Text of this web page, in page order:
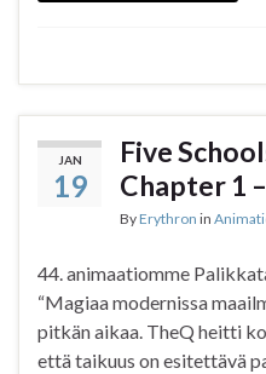
JAN
19
Five
Chapter 1
ByErythron in
44. animaatiomme
“Magiaa modernissa
pitkän aikaa. TheQ heitti
että taikuus on esitettävä